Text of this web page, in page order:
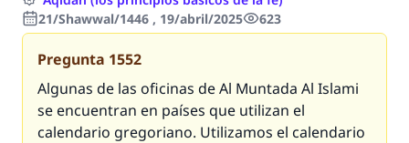
21/Shawwal/1446 , 19/abril/2025
623
Pregunta 1552
Algunas de las oficinas de Al Muntada Al Islami
se encuentran en países que utilizan el
calendario gregoriano. Utilizamos el calendario